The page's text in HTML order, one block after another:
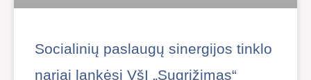
Socialinių paslaugų sinergijos tinklo
nariai lankėsi VšĮ „Sugrįžimas“